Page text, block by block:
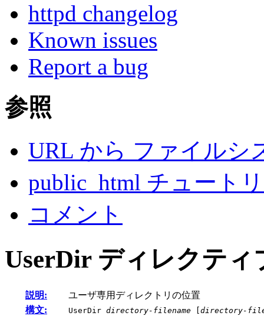
httpd changelog
Known issues
Report a bug
参照
URL から ファイルシ
public_html チュート
コメント
UserDir ディレクティ
説明:
ユーザ専用ディレクトリの位置
構文:
UserDir directory-filename directory-